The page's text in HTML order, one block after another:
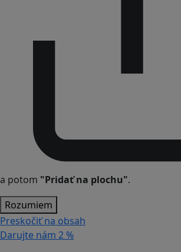
a potom "Pridať na plochu".
Rozumiem
Preskočiť na obsah
Darujte nám 2 %